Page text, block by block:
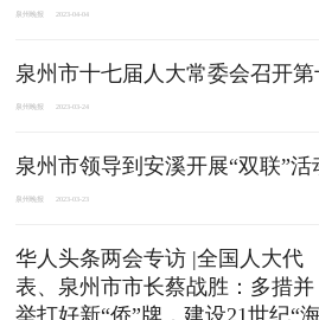
泉州晚报 2023-04-04
泉州市十七届人大常委会召开
泉州晚报 2023-03-24
泉州市领导到安溪开展“双联”活
泉州晚报 2023-03-23
华人头条两会专访 |全国人大代
表、泉州市市长蔡战胜：多措并
举打好新“侨”牌，建设21世纪“